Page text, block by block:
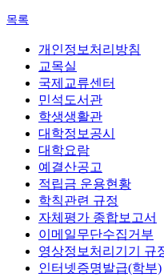
목록
개인정보처리방침
교목실
국제교류센터
민석도서관
학생생활관
대학정보공시
대학요람
예결산공고
적립금 운용현황
학칙관련 규정
자체평가 종합보고서
이메일무단수집거부
영상정보처리기기 규
인터넷증명발급(학부)